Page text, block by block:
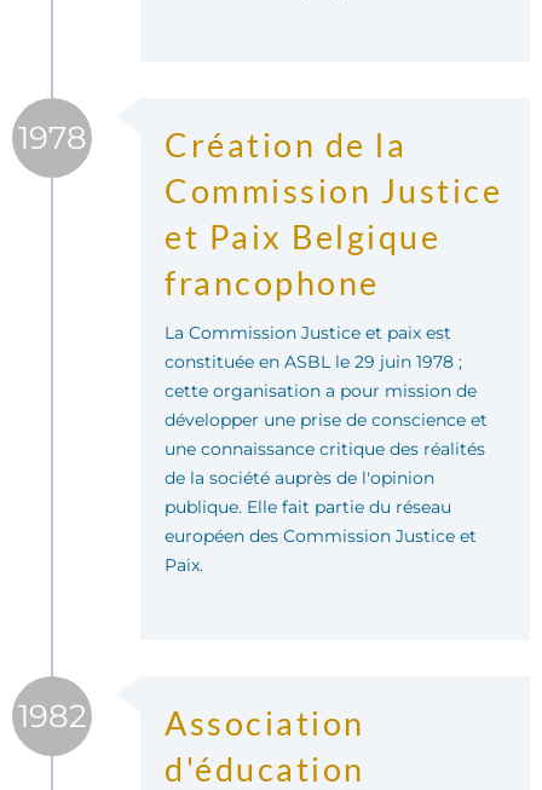
Création de la
Commission Justice
et Paix Belgique
francophone
La Commission Justice et paix est
constituée en ASBL le 29 juin 1978 ;
cette organisation a pour mission de
développer une prise de conscience et
une connaissance critique des réalités
de la société auprès de l'opinion
publique. Elle fait partie du réseau
européen des Commission Justice et
Paix.
1978
Association
d'éducation
1982